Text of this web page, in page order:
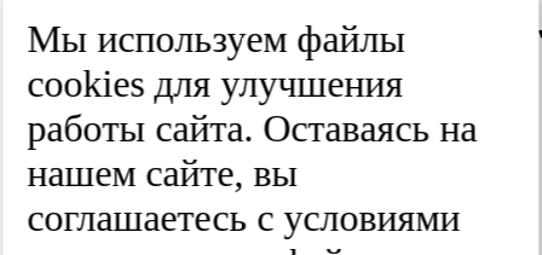
Д.А.
оценка
точности
индексов
Мы используем файлы
cооkies для улучшения
работы сайта. Оставаясь на
нашем сайте, вы
соглашаетесь с условиями